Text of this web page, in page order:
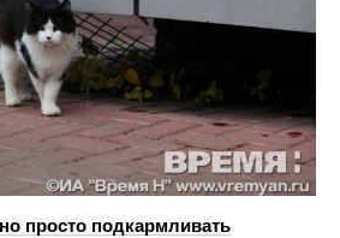
просто подкармливать